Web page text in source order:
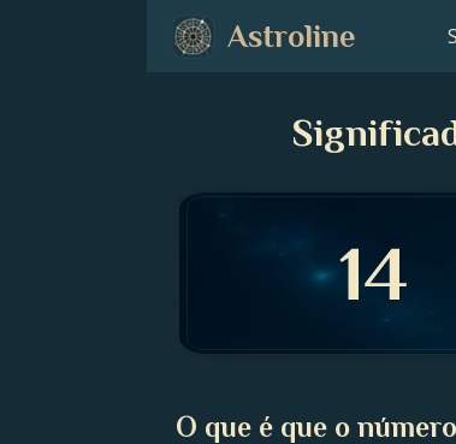
Astroline
O que é que o